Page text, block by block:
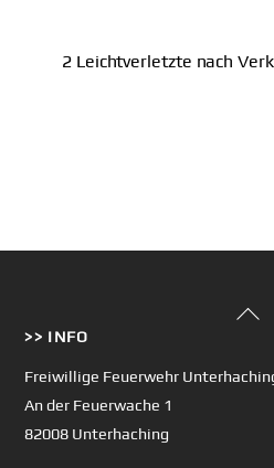
2 Leichtverletzte nach
Back
>> INFO
Freiwillige Feuerwehr
An der Feuerwache 1
82008 Unterhaching